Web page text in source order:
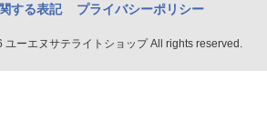
する表記 プライバシーポリシー
ーエヌサテライトショップ All rights reserved.